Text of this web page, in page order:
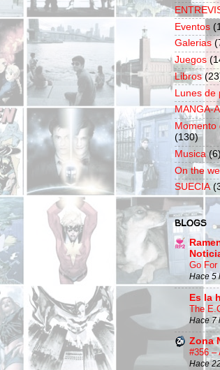
Eventos
Galerias
Juegos
Libros
Lunes de
MANGA-
Momento
(130)
Musica (6)
On the
SUECIA
BLOGS
Go For
Hace 5
Es la
The
Hace 7
Zona
#356 –
Hace